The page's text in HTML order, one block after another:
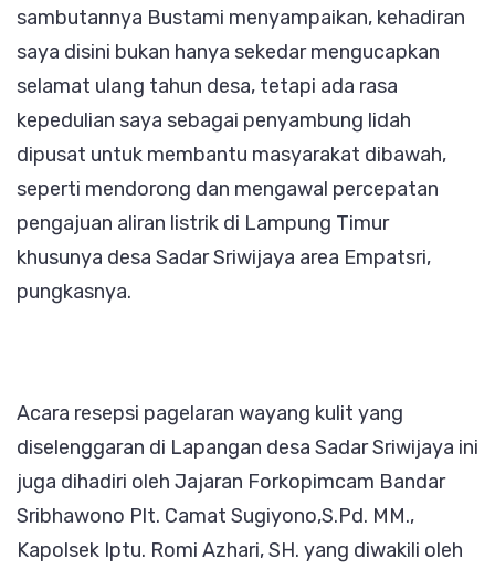
sambutannya Bustami menyampaikan, kehadiran
saya disini bukan hanya sekedar mengucapkan
selamat ulang tahun desa, tetapi ada rasa
kepedulian saya sebagai penyambung lidah
dipusat untuk membantu masyarakat dibawah,
seperti mendorong dan mengawal percepatan
pengajuan aliran listrik di Lampung Timur
khusunya desa Sadar Sriwijaya area Empatsri,
pungkasnya.
Acara resepsi pagelaran wayang kulit yang
diselenggaran di Lapangan desa Sadar Sriwijaya ini
juga dihadiri oleh Jajaran Forkopimcam Bandar
Sribhawono Plt. Camat Sugiyono,S.Pd. MM.,
Kapolsek Iptu. Romi Azhari, SH. yang diwakili oleh